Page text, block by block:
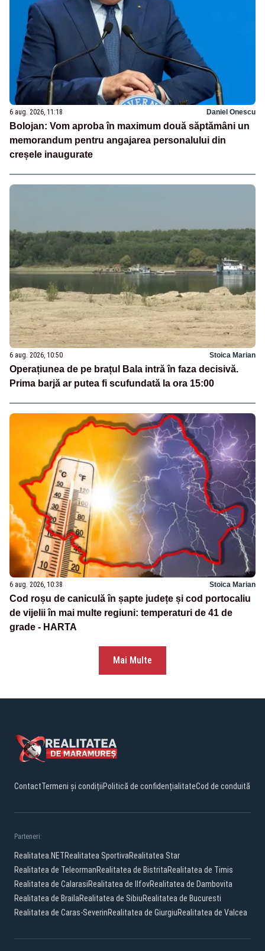
6 aug. 2026, 11:18 Daniel Onescu
Bolojan: Vom aproba în maximum două săptămâni un
memorandum pentru angajarea personalului din
creșele inaugurate
6 aug. 2026, 10:50 Stoica Marian
Operațiunea de pe brațul Bala intră în faza decisivă.
Prima barjă ar putea fi scufundată la ora 15:00
6 aug. 2026, 10:38 Stoica Marian
Cod roșu de caniculă în șapte județe și cod portocaliu
de vijelii în mai multe regiuni: temperaturi de 41 de
grade - HARTA
Mai Multe
ContactTermeni și condițiiPolitică de confidențialitateCod de conduită
Parteneri:
Realitatea.NETRealitatea SportivaRealitatea Star
Realitatea de TeleormanRealitatea de BistritaRealitatea de Timis
Realitatea de CalarasiRealitatea de IlfovRealitatea de Dambovita
Realitatea de BrailaRealitatea de SibiuRealitatea de Bucuresti
Realitatea de Caras-SeverinRealitatea de GiurgiuRealitatea de Valcea